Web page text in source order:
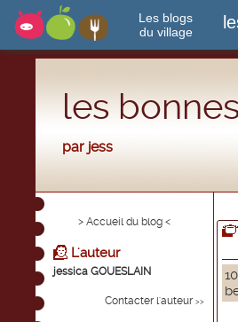
Les blogs
du village
les
par jess
> Accueil du blog <
L'auteur
jessica GOUESLAIN
Contacter l'auteur >>